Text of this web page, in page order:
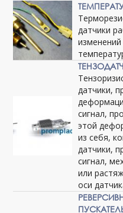
датчики
датчики,
сигнал,
этой
из себя,
датчики,
сигнал,
или
оси